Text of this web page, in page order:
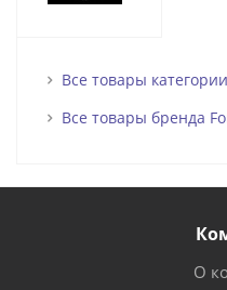
Все товары категории
Все товары бренда
О